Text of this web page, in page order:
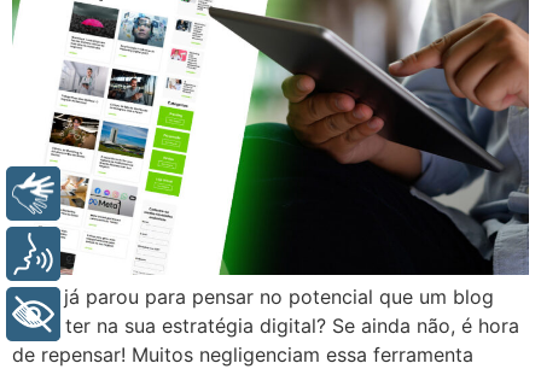
Você já parou para pensar no potencial que um blog
pode ter na sua estratégia digital? Se ainda não, é hora
de repensar! Muitos negligenciam essa ferramenta
Libras
Voz
+ Acessibilidade